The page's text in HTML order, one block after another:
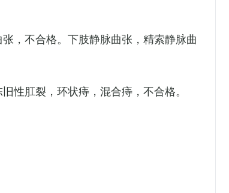
，不合格。下肢静脉曲张，精索静脉曲
性肛裂，环状痔，混合痔，不合格。